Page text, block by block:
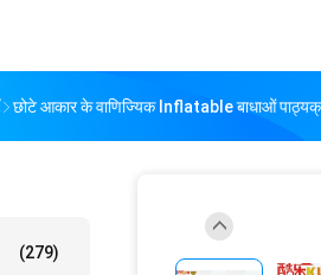
छोटे आकार के वाणिज्यिक Inflatable बाधाओं
(279)